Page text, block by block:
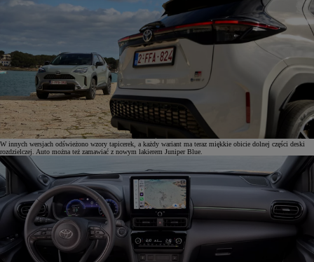
W innych wersjach odświeżono wzory tapicerek, a każdy wariant ma teraz miękkie obicie dolnej części deski
rozdzielczej. Auto można też zamawiać z nowym lakierem Juniper Blue.